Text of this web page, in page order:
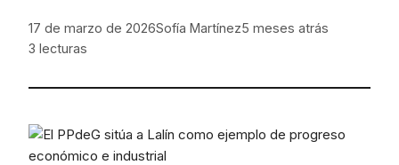
17 de marzo de 2026Sofía Martínez5 meses atrás
3 lecturas